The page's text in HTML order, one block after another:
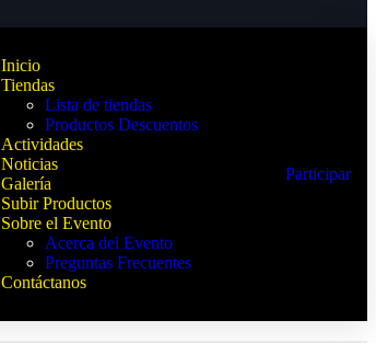
Inicio
Tiendas
Lista de tiendas
Productos Descuentos
Actividades
Noticias
Galería
Subir Productos
Sobre el Evento
Acerca del Evento
Preguntas Frecuentes
Contáctanos
Participar